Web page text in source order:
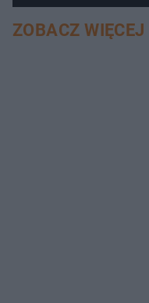
ZOBACZ WIĘCEJ